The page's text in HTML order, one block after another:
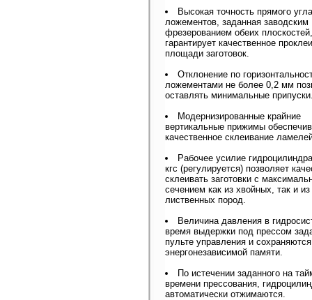
Высокая точность прямого
ложементов, заданная заводским
фрезерованием обеих плоскостей,
гарантирует качественное
площади заготовок.
Отклонение по
ложементами не более 0,2 мм
оставлять минимальные
Модернизированные крайние
вертикальные прижимы
качественное склеивание
Рабочее усилие
кгс (регулируется) позволяет
склеивать заготовки с
сечением как из хвойных, так и из
лиственных пород.
Величина давления в
время выдержки под прессом
пульте управления и
энергонезависимой памяти.
По истечении заданного на
времени прессования,
автоматически отжимаются.